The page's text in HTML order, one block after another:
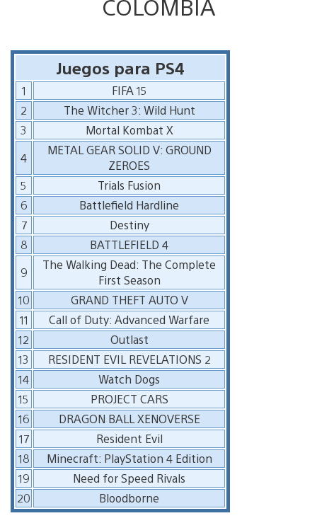
Juegos para PS4
1
FIFA 15
2
The Witcher 3: Wild Hunt
3
Mortal Kombat X
4
METAL GEAR SOLID V: GROUND
ZEROES
5
Trials Fusion
6
Battlefield Hardline
7
Destiny
8
BATTLEFIELD 4
9
The Walking Dead: The Complete
First Season
10
GRAND THEFT AUTO V
11
Call of Duty: Advanced Warfare
12
Outlast
13
RESIDENT EVIL REVELATIONS 2
14
Watch Dogs
15
PROJECT CARS
16
DRAGON BALL XENOVERSE
17
Resident Evil
18
Minecraft: PlayStation 4 Edition
19
Need for Speed Rivals
20
Bloodborne